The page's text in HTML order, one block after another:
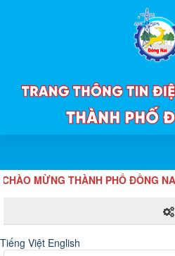
MỪNG THÀNH PHỐ ĐỒNG
Tiếng Việt English